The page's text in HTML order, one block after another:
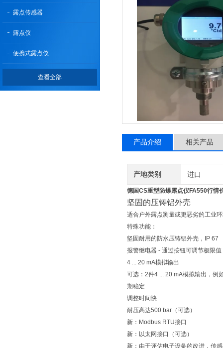
露点传感器
露点仪
便携式露点仪
查看全部
产品介绍 相关产品
产地类别 进口
德国CS重型防爆露点仪FA550行情
坚固的压铸铝外壳
适合户外露点测量或更恶劣的工业
特殊功能：
坚固耐用的防水压铸铝外壳，IP 67
报警继电器 - 通过按钮可调节极限
4 ... 20 mA模拟输出
可选：2件4 ... 20 mA模拟输出，例
期稳定
调整时间快
耐压高达500 bar（可选）
新：Modbus RTU接口
新：以太网接口（可选）
新：由于评估电子设备的改进，传